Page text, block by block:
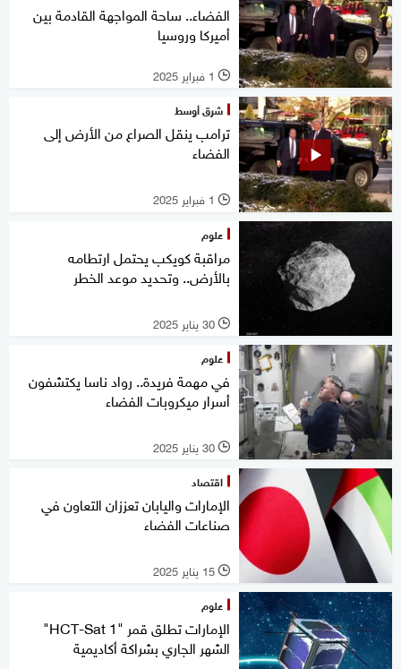
الفضاء.. ساحة المواجهة القادمة بين
أميركا وروسيا
l 1 فبراير 2025
شرق أوسط
ترامب ينقل الصراع من الأرض إلى
الفضاء
l 1 فبراير 2025
علوم
مراقبة كويكب يحتمل ارتطامه
بالأرض.. وتحديد موعد الخطر
l 30 يناير 2025
علوم
في مهمة فريدة.. رواد ناسا يكتشفون
أسرار ميكروبات الفضاء
l 30 يناير 2025
اقتصاد
الإمارات واليابان تعززان التعاون في
صناعات الفضاء
l 15 يناير 2025
علوم
الإمارات تطلق قمر "HCT-Sat 1"
الشهر الجاري بشراكة أكاديمية